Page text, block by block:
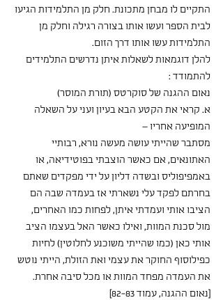
התקיים לו מבחן מתכונת. חלק מן התלמידות הגיעו
לבית הספר ועשו אותו בצורה רגילה וחלק מן
התלמידות עשו אותו דרך הזום.
להלן דוגמאות לשאלות איתן נדרשים התלמידים
להתמודד :
נאום ההגנה של סוקרטס (תורת המוסר)
א. קראי את הקטע הבא בעיון ועני על השאלה
המופיעה אחריו –
מסתבר שהייתי עושה מעשה נורא, רבותיי
האתונאים, אם כאשר הוצבתי בפוטידיאה, או
באמפיפוליס ובשדה דליון על ידי מפקדים שאתם
בחרתם לפקד עלי נשארתי אז בעמדה שבה הם
הציבו אותי ועמדתי איתן, לפחות כמו האחרים,
מול סכנת המוות, ואילו כאשר האל בעצמו הציב
אותי כאן (כמו שהייתי משוכנע לחלוטין) לחיות
כפילוסוף החוקר את עצמי ואת הזולת, הייתי נוטש
את העמדה מפחד המוות או מכל סיבה אחרת.
[נאום ההגנה, עמוד 82-83]